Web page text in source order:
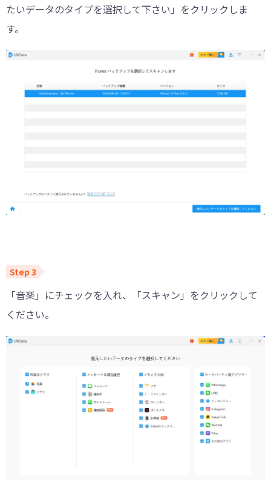
たいデータのタイプを選択して下さい」をクリックしま
す。
「音楽」にチェックを入れ、「スキャン」をクリックして
ください。